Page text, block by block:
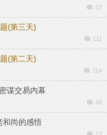
22
(第三天)
111
(第二天)
114
谋交易内幕
38
和尚的感悟